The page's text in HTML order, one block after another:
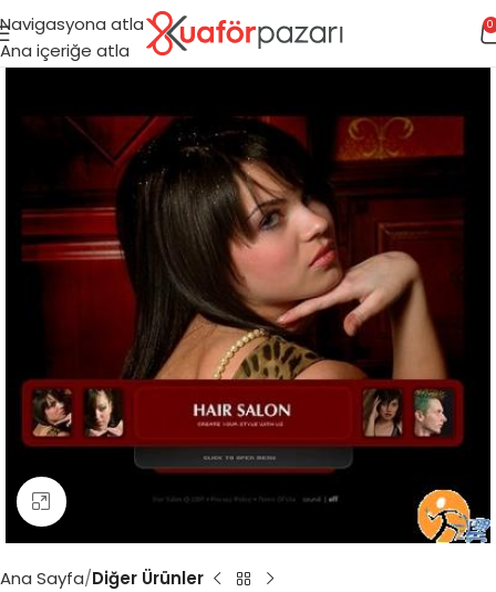
Navigasyona atla
Ana içeriğe atla
0
Büyütmek için tıklayın
Ana Sayfa Diğer Ürünler